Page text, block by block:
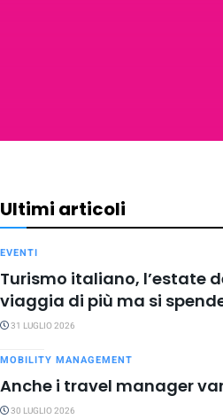
Ultimi articoli
EVENTI
Turismo italiano, l’estate
viaggia di più ma si
31 LUGLIO 2026
MOBILITY MANAGEMENT
Anche i travel manager
30 LUGLIO 2026